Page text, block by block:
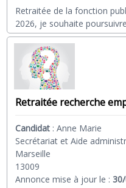
Retraitée de la fonction
2026, je souhaite
Retraitée recherche
Candidat :Anne Marie
Secrétariat et Aide
Marseille
13009
Annonce mise à jour le :